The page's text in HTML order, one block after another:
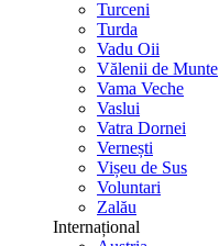
Turceni
Turda
Vadu Oii
Vălenii de Munte
Vama Veche
Vaslui
Vatra Dornei
Vernești
Vișeu de Sus
Voluntari
Zalău
Internațional